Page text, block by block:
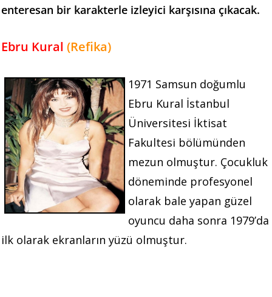
enteresan bir karakterle izleyici karşısına çıkacak.
Ebru Kural (Refika)
1971 Samsun doğumlu
Ebru Kural İstanbul
Üniversitesi İktisat
Fakultesi bölümünden
mezun olmuştur. Çocukluk
döneminde profesyonel
olarak bale yapan güzel
oyuncu daha sonra 1979’da
ilk olarak ekranların yüzü olmuştur.